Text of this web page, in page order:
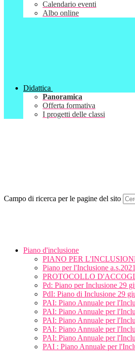
Calendario eventi
Albo online
Didattica
Panoramica
Offerta formativa
I progetti delle classi
Campo di ricerca per le pagine del sito
Piano d'inclusione
PIANO PER
Piano per l'Inclusione
PROTOCOLLO
Pd: Piano per Inclusione 29
PdI: Piano di Inclusione 29
PAI: Piano Annuale per
PAI: Piano Annuale per
PAI: Piano Annuale per
PAI: Piano Annuale per
PAI: Piano Annuale per
PAI : Piano Annuale per